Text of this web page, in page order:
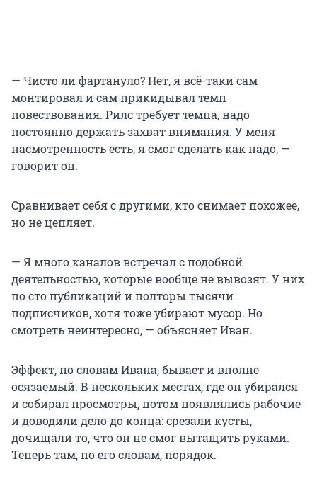
— Чисто ли фартануло? Нет, я всё-таки сам
монтировал и сам прикидывал темп
повествования. Рилс требует темпа, надо
постоянно держать захват внимания. У меня
насмотренность есть, я смог сделать как надо, —
говорит он.
Сравнивает себя с другими, кто снимает похожее,
но не цепляет.
— Я много каналов встречал с подобной
деятельностью, которые вообще не вывозят. У них
по сто публикаций и полторы тысячи
подписчиков, хотя тоже убирают мусор. Но
смотреть неинтересно, — объясняет Иван.
Эффект, по словам Ивана, бывает и вполне
осязаемый. В нескольких местах, где он убирался
и собирал просмотры, потом появлялись рабочие
и доводили дело до конца: срезали кусты,
дочищали то, что он не смог вытащить руками.
Теперь там, по его словам, порядок.